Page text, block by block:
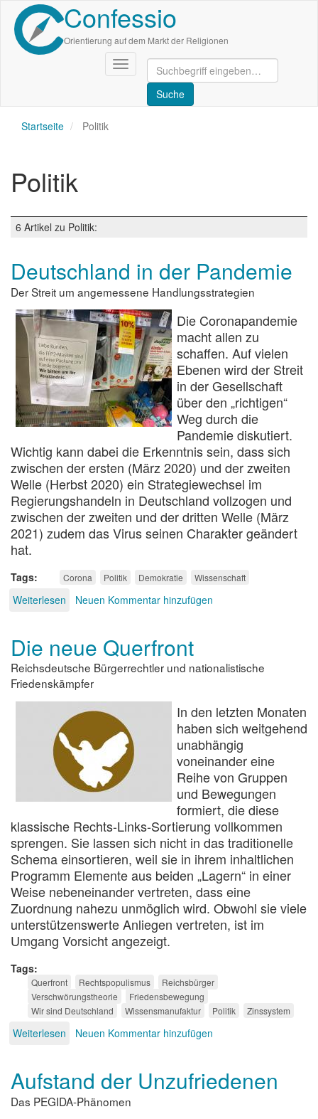
Direkt
zum
Inhalt
Confessio
Orientierung auf dem Markt der Religionen
Navigation
aktivieren/deaktivieren
Startseite Politik
Politik
6 Artikel zu Politik:
Deutschland in der Pandemie
Der Streit um angemessene Handlungsstrategien
Die Coronapandemie
macht allen zu
schaffen. Auf vielen
Ebenen wird der Streit
in der Gesellschaft
über den „richtigen“
Weg durch die
Pandemie diskutiert.
Wichtig kann dabei die Erkenntnis sein, dass sich
zwischen der ersten (März 2020) und der zweiten
Welle (Herbst 2020) ein Strategiewechsel im
Regierungshandeln in Deutschland vollzogen und
zwischen der zweiten und der dritten Welle (März
2021) zudem das Virus seinen Charakter geändert
hat.
Tags Corona Politik Demokratie Wissenschaft
Weiterlesen über
Pandemie
Neuen Kommentar hinzufügen
Die neue Querfront
Reichsdeutsche Bürgerrechtler und nationalistische
Friedenskämpfer
In den letzten Monaten
haben sich weitgehend
unabhängig
voneinander eine
Reihe von Gruppen
und Bewegungen
formiert, die diese
klassische Rechts-Links-Sortierung vollkommen
sprengen. Sie lassen sich nicht in das traditionelle
Schema einsortieren, weil sie in ihrem inhaltlichen
Programm Elemente aus beiden „Lagern“ in einer
Weise nebeneinander vertreten, dass eine
Zuordnung nahezu unmöglich wird. Obwohl sie viele
unterstützenswerte Anliegen vertreten, ist im
Umgang Vorsicht angezeigt.
Tags
Querfront Rechtspopulismus
Reichsbürger
Verschwörungstheorie
Friedensbewegung
Wir sind Deutschland
Wissensmanufaktur Politik Zinssystem
Weiterlesen über
Querfront
Neuen Kommentar hinzufügen
Aufstand der Unzufriedenen
Das PEGIDA-Phänomen